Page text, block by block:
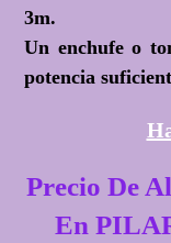
3m.
Un enchufe o
potencia
Precio De
En